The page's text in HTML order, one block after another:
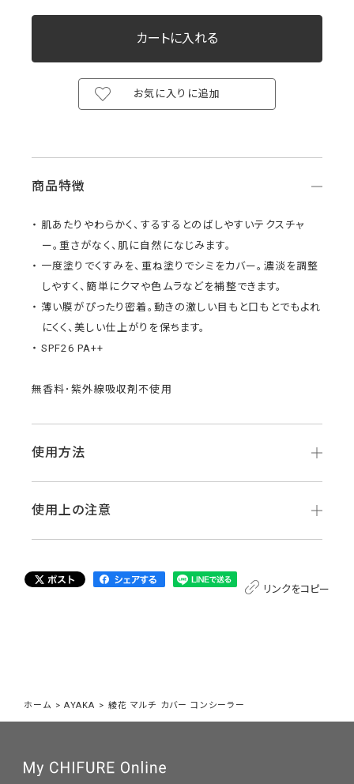
お気に入りに追加
商品特徴
肌あたりやわらかく、するするとのばしやすいテクスチャ
ー。重さがなく、肌に自然になじみます。
一度塗りでくすみを、重ね塗りでシミをカバー。濃淡を調整
しやすく、簡単にクマや色ムラなどを補整できます。
薄い膜がぴったり密着。動きの激しい目もと口もとでもよれ
にくく、美しい仕上がりを保ちます。
SPF26 PA++
無香料･紫外線吸収剤不使用
使用方法
使用上の注意
リンクをコピー
ホーム >AYAKA > 綾花 マルチ カバー コンシーラー